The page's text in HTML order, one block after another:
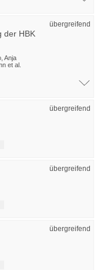
übergreifend
der HBK
Anja
et al.
übergreifend
übergreifend
übergreifend